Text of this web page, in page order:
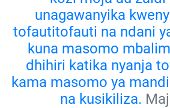
unagawanyika
tofautitofauti na ndani
kuna masomo
dhihiri katika nyanja
kama masomo ya
na kusikiliza.